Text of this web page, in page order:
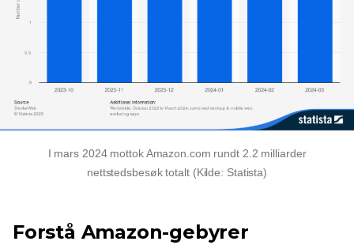
I mars 2024 mottok Amazon.com rundt 2.2 milliarder
nettstedsbesøk totalt (Kilde: Statista)
Forstå Amazon-gebyrer